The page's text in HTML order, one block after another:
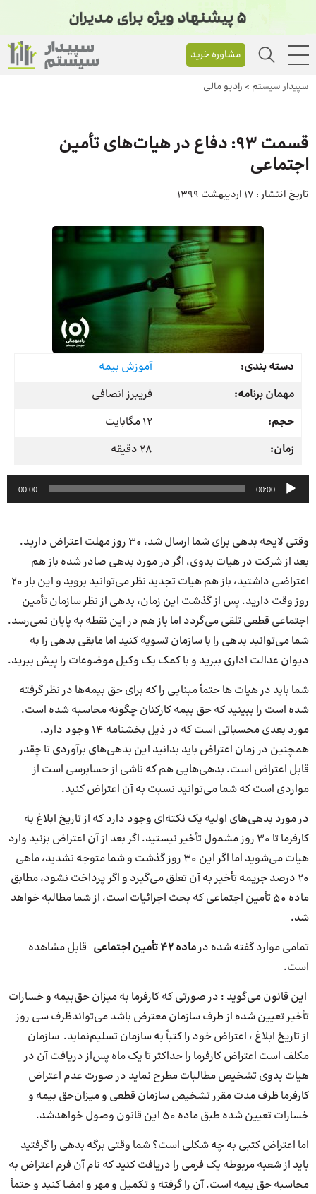
مشاوره خرید
سپیدار سیستم > رادیو مالی
قسمت 93: دفاع در هیات‌های تأمین
اجتماعی
تاریخ انتشار : 17 اردیبهشت 1399
دسته بندی:
آموزش بیمه
مهمان برنامه:
فریبرز انصافی
حجم:
12 مگابایت
زمان:
28 دقیقه
پخش‌کننده
صوت
00:00
00:00
وقتی لایحه بدهی برای شما ارسال شد، 30 روز مهلت اعتراض دارید.
بعد از شرکت در هیات بدوی، اگر در مورد بدهی صادر شده باز هم
اعتراضی داشتید، باز هم هیات تجدید نظر می‌توانید بروید و این بار 20
روز وقت دارید. پس از گذشت این زمان، بدهی از نظر سازمان تأمین
اجتماعی قطعی تلقی می‌گردد اما باز هم در این نقطه به پایان نمی‌رسد.
شما می‌توانید بدهی را با سازمان تسویه کنید اما مابقی بدهی را به
دیوان عدالت اداری ببرید و با کمک یک وکیل موضوعات را پیش ببرید.
شما باید در هیات ها حتماً مبنایی را که برای حق بیمه‌ها در نظر گرفته
شده است را ببینید که حق بیمه کارکنان چگونه محاسبه شده است.
مورد بعدی محسباتی است که در ذیل بخشنامه 14 وجود دارد.
همچنین در زمان اعتراض باید بدانید این بدهی‌های برآوردی تا چقدر
قابل اعتراض است. بدهی‌هایی هم که ناشی از حسابرسی است از
مواردی است که شما می‌توانید نسبت به آن اعتراض کنید.
در مورد بدهی‌های اولیه یک نکته‌ای وجود دارد که از تاریخ ابلاغ به
کارفرما تا 30 روز مشمول تأخیر نیستید. اگر بعد از آن اعتراض بزنید وارد
هیات می‌شوید اما اگر این 30 روز گذشت و شما متوجه نشدید، ماهی
20 درصد جریمه تأخیر به آن تعلق می‌گیرد و اگر پرداخت نشود، مطابق
ماده 50 تأمین اجتماعی که بحث اجرائیات است، از شما مطالبه خواهد
شد.
تمامی موارد گفته شده درماده 42 تأمین اجتماعی
قابل مشاهده
است.
این قانون می‌گوید : در صورتی که کارفرما به میزان حق‌بیمه و خسارات
تأخیر تعیین شده از طرف سازمان معترض باشد می‌تواندظرف سی روز
از تاریخ ابلاغ ، اعتراض خود را کتباً به سازمان تسلیم‌نماید. سازمان
مکلف است اعتراض کارفرما را حداکثر تا یک ماه پس‌از دریافت آن در
هیات بدوی تشخیص مطالبات مطرح نماید در صورت عدم اعتراض
کارفرما ظرف مدت مقرر تشخیص سازمان قطعی و میزان‌حق بیمه و
خسارات تعیین شده طبق ماده ۵۰ این قانون وصول خواهدشد.
اما اعتراض کتبی به چه شکلی است؟ شما وقتی برگه بدهی را گرفتید
باید از شعبه مربوطه یک فرمی را دریافت کنید که نام آن فرم اعتراض به
محاسبه حق بیمه است. آن را گرفته و تکمیل و مهر و امضا کنید و حتماً